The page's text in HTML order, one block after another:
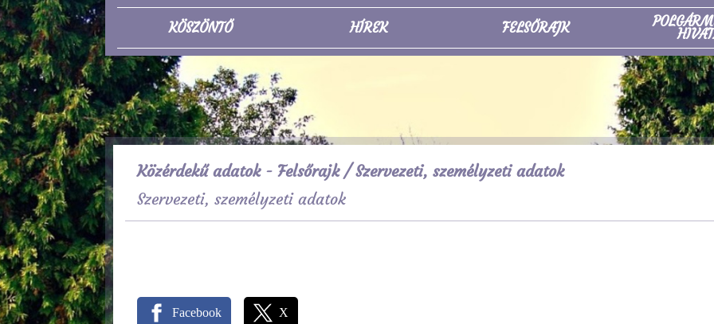
KÖSZÖNTŐ HÍREK FELSŐRAJK
Közérdekű adatok - Felsőrajk/ Szervezeti, személyzeti adatok
Szervezeti, személyzeti adatok
Facebook X